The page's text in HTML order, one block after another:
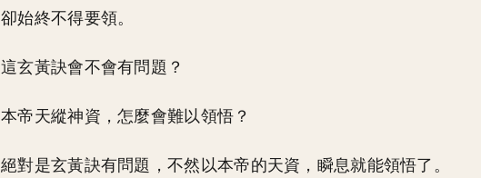
卻始終不得要領。
這玄黃訣會不會有問題？
本帝天縱神資，怎麼會難以領悟？
絕對是玄黃訣有問題，不然以本帝的天資，瞬息就能領悟了。